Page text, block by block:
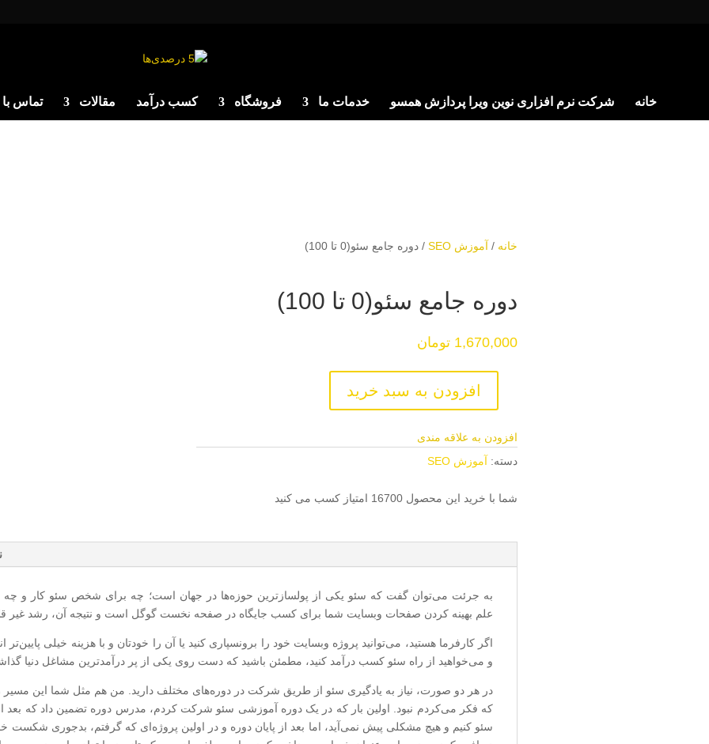
خانه شرکت نرم افزاری نوین ویرا پردازش همسو خدمات ما فروشگاه کسب درآمد مقالات تماس با
خانه / آموزش SEO / دوره جامع سئو(0 تا 100)
دوره جامع سئو(0 تا 100)
1,670,000 تومان
سئو(0
افزودن به سبد خرید
افزودن به علاقه مندی
دسته: آموزش SEO
شما با خرید این محصول 16700 امتیاز کسب می کنید
به جرئت می‌توان گفت که سئو یکی از پولسازترین حوزه‌ها در جهان است؛ چه برای شخص سئو کار و چه
علم بهینه کردن صفحات وبسایت شما برای کسب جایگاه در صفحه نخست گوگل است و نتیجه آن، رشد غیر
اگر کارفرما هستید، می‌توانید پروژه وبسایت خود را برونسپاری کنید یا آن را خودتان و با هزینه خیلی پایین‌تر
و می‌خواهید از راه سئو کسب درآمد کنید، مطمئن باشید که دست روی یکی از پر درآمدترین مشاغل دنیا
در هر دو صورت، نیاز به یادگیری سئو از طریق شرکت در دوره‌های مختلف دارید. من هم مثل شما این مسیر
که فکر می‌کردم نبود. اولین بار که در یک دوره آموزشی سئو شرکت کردم، مدرس دوره تضمین داد که بعد